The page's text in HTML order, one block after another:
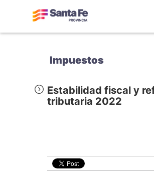
Impuestos
Estabilidad fiscal y
tributaria 2022